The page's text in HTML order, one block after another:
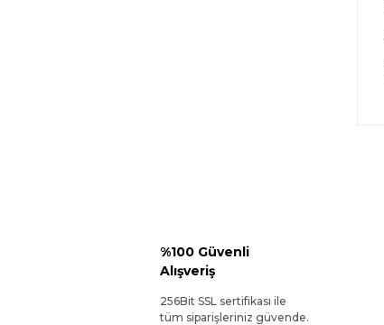
%100 Güvenli
Alışveriş
256Bit SSL sertifikası ile
tüm siparişleriniz güvende.